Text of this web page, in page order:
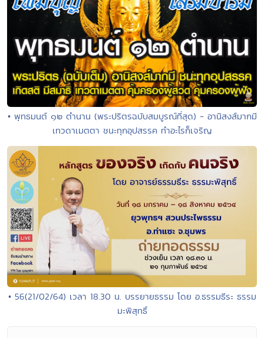
• พุทธมนต์ ๑๒ ตำนาน (พระปริตรฉบับสมบูรณ์ที่สุด) - อานิสงส์มากมี
เทวดาเมตตา ชนะทุกอุปสรรค ทำอะไรก็เจริญ
• 56(21/02/64) เวลา 18.30 น. บรรยายธรรม โดย อ.ธรรมธีระ ธรรม
มะพิสุทธิ์